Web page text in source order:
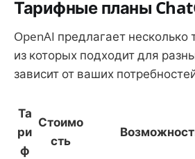
Тарифные планы
OpenAI предлагает
из которых подходит для
зависит от ваших
Та
ри
ф
Стоимо
сть